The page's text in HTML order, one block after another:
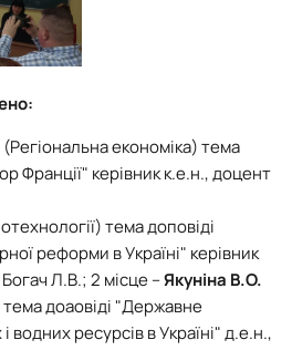
(Регіональна економіка) тема
Франції" керівник к.е.н., доцент
тема доповіді
реформи в Україні" керівник
Л.В.; 2 місце –Якуніна В.О.
доаовіді "Державне
ресурсів в Україні" д.е.н.,